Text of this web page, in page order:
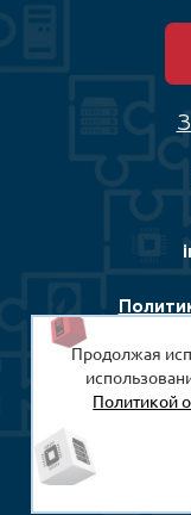
Соглашение на
Продолжая
Политикой